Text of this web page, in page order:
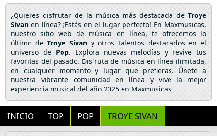
¿Quieres disfrutar de la música más destacada de Troye
Sivan en línea? ¡Estás en el lugar perfecto! En Maxmusicas,
nuestro sitio web de música en línea, te ofrecemos lo
último deTroye Sivan y otros talentos destacados en el
universo de Pop. Explora nuevas melodías y revive tus
favoritas del pasado. Disfruta de música en línea ilimitada,
en cualquier momento y lugar que prefieras. Únete a
nuestra vibrante comunidad en línea y vive la mejor
experiencia musical del año 2025 en Maxmusicas.
INICIO TOP POP TROYE SIVAN